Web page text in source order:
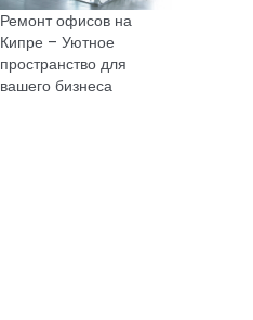
Ремонт офисов на
Кипре – Уютное
пространство для
вашего бизнеса